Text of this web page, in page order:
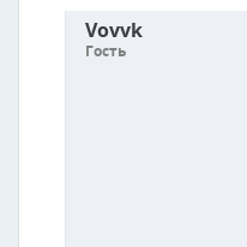
Vovvk
Гость